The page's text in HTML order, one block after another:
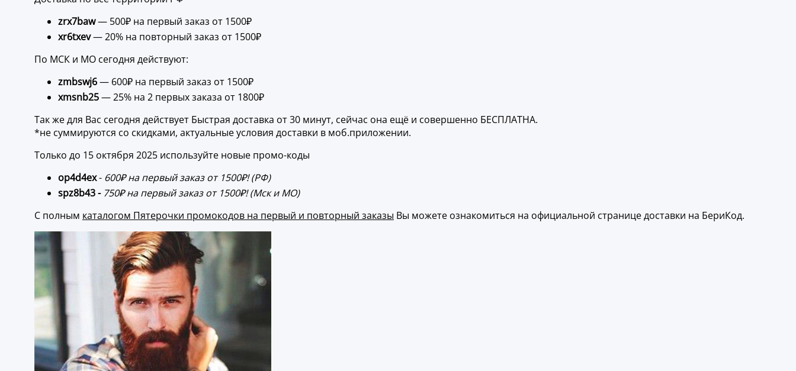
zrx7baw— 500₽ на первый заказ от 1500₽
xr6txev— 20% на повторный заказ от 1500₽
По МСК и МО сегодня действуют:
zmbswj6— 600₽ на первый заказ от 1500₽
xmsnb25— 25% на 2 первых заказа от 1800₽
Так же для Вас сегодня действует Быстрая доставка от 30 минут, сейчас она ещё и совершенно БЕСПЛАТНА.
*не суммируются со скидками, актуальные условия доставки в моб.приложении.
Только до 15 октября 2025 используйте новые промо-коды
op4d4ex- 600₽ на первый заказ от 1500₽! (РФ)
spz8b43 - 750₽ на первый заказ от 1500₽! (Мск и МО)
С полным каталогом Пятерочки промокодов на первый и повторный заказы Вы можете ознакомиться на официальной странице доставки на БериКод.